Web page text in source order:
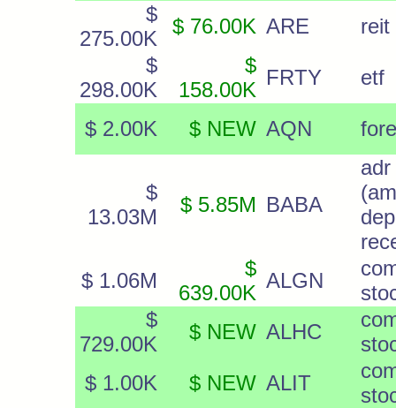
$
275.00K
$ 76.00K ARE
reit
$
298.00K
$
158.00K
FRTY etf
$ 2.00K $ NEW AQN
$
13.03M
$ 5.85M BABA
adr
$ 1.06M
$
639.00K
ALGN
$
729.00K
$ NEW ALHC
$ 1.00K
$ NEW ALIT